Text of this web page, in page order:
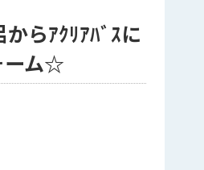
らｱｸﾘｱﾊﾞｽに
ーム☆